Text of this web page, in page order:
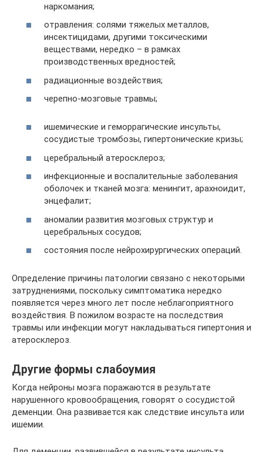
наркомания;
отравления: солями тяжелых металлов,
инсектицидами, другими токсическими
веществами, нередко – в рамках
производственных вредностей;
радиационные воздействия;
черепно-мозговые травмы;
ишемические и геморрагические инсульты,
сосудистые тромбозы, гипертонические кризы;
церебральный атеросклероз;
инфекционные и воспалительные заболевания
оболочек и тканей мозга: менингит, арахноидит,
энцефалит;
аномалии развития мозговых структур и
церебральных сосудов;
состояния после нейрохирургических операций.
Определение причины патологии связано с некоторыми
затруднениями, поскольку симптоматика нередко
появляется через много лет после неблагоприятного
воздействия. В пожилом возрасте на последствия
травмы или инфекции могут накладываться гипертония и
атеросклероз.
Другие формы слабоумия
Когда нейроны мозга поражаются в результате
нарушенного кровообращения, говорят о сосудистой
деменции. Она развивается как следствие инсульта или
ишемии.